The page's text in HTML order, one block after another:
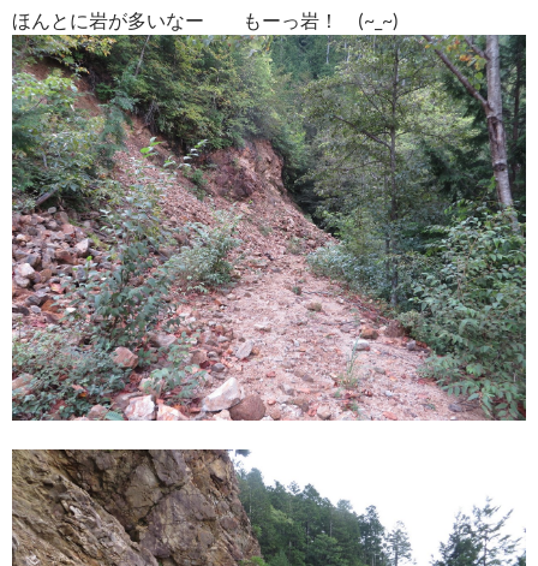
ほんとに岩が多いなー もーっ岩！ (~_~)